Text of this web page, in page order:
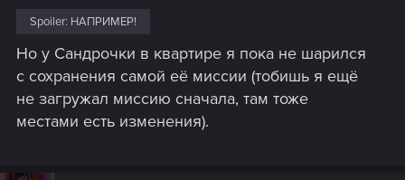
Spoiler: НАПРИМЕР!
Но у Сандрочки в квартире я пока не шарился
с сохранения самой её миссии (тобишь я ещё
не загружал миссию сначала, там тоже
местами есть изменения).